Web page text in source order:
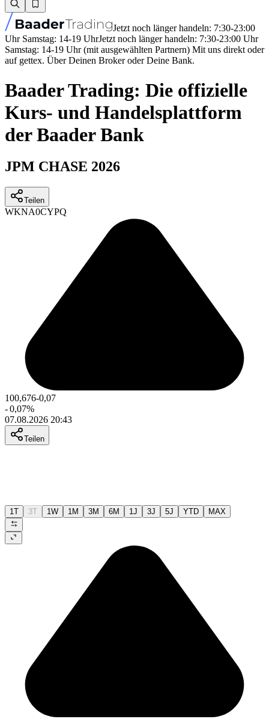
Jetzt noch länger handeln: 7:30-23:00
Uhr Samstag: 14-19 UhrJetzt noch länger handeln: 7:30-23:00 Uhr
Samstag: 14-19 Uhr (mit ausgewählten Partnern) Mit uns direkt oder
auf gettex. Über Deinen Broker oder Deine Bank.
Baader Trading: Die offizielle
Kurs- und Handelsplattform
der Baader Bank
JPM CHASE 2026
Teilen
WKNA0CYPQ
100,676-0,07
-0,07%
07.08.2026 20:43
Teilen
1T 3T 1W 1M 3M 6M 1J 3J 5J YTD MAX